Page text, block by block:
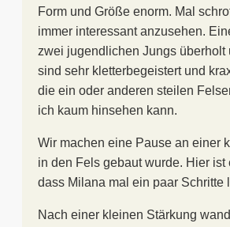
Form und Größe enorm. Mal
immer interessant anzusehen.
zwei jugendlichen Jungs überholt
sind sehr kletterbegeistert und
die ein oder anderen steilen
ich kaum hinsehen kann.
Wir machen eine Pause an einer
in den Fels gebaut wurde. Hier ist
dass Milana mal ein paar Schritte
Nach einer kleinen Stärkung